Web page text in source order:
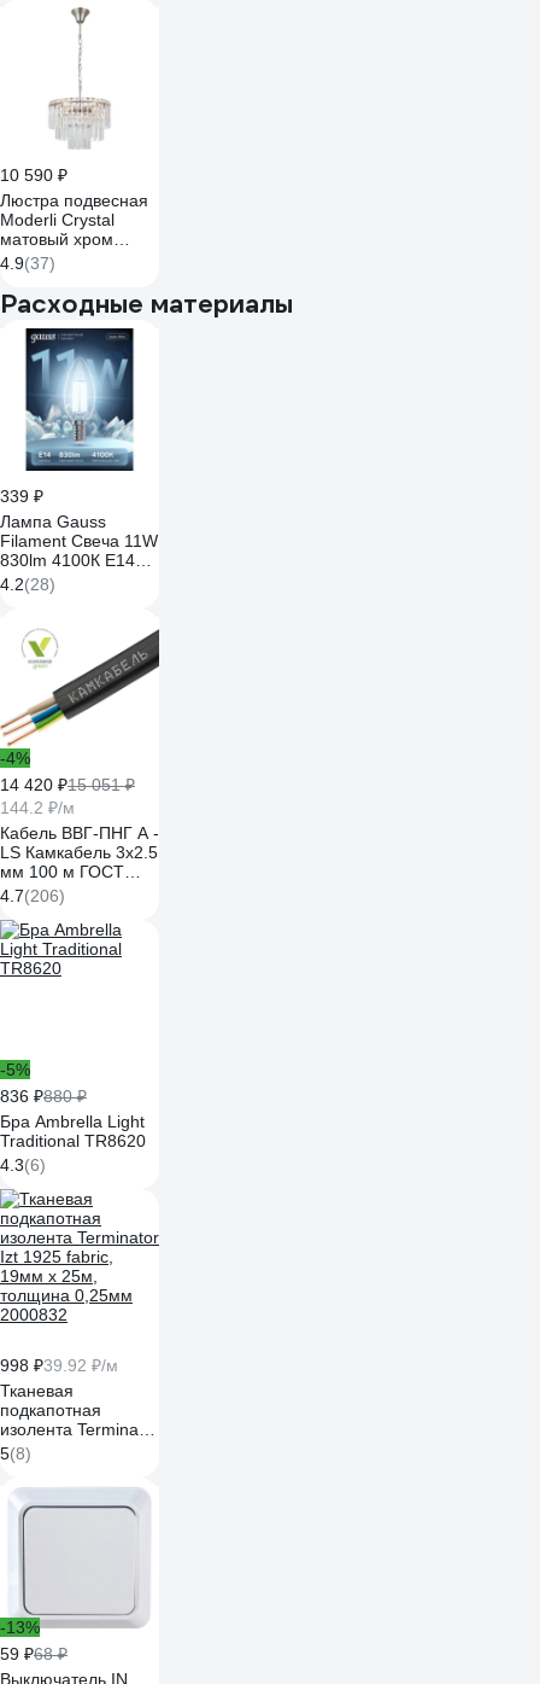
10 590 ₽
Люстра подвесная
Moderli Crystal
матовый хром
V10736-4P
4.9(37)
Расходные материалы
339 ₽
Лампа Gauss
Filament Свеча 11W
830lm 4100К Е14
LED 103801211
4.2(28)
-4%
14 420 ₽15 051 ₽
144.2 ₽/м
Кабель ВВГ-ПНГ А -
LS Камкабель 3x2.5
мм 100 м ГОСТ
1157К30HG00070А0100М
4.7(206)
-5%
836 ₽880 ₽
Бра Ambrella Light
Traditional TR8620
4.3(6)
998 ₽39.92 ₽/м
Тканевая
подкапотная
изолента Terminator
Izt 1925 fabric,
19мм х 25м,
толщина 0,25мм
2000832
5(8)
-13%
59 ₽68 ₽
Выключатель IN